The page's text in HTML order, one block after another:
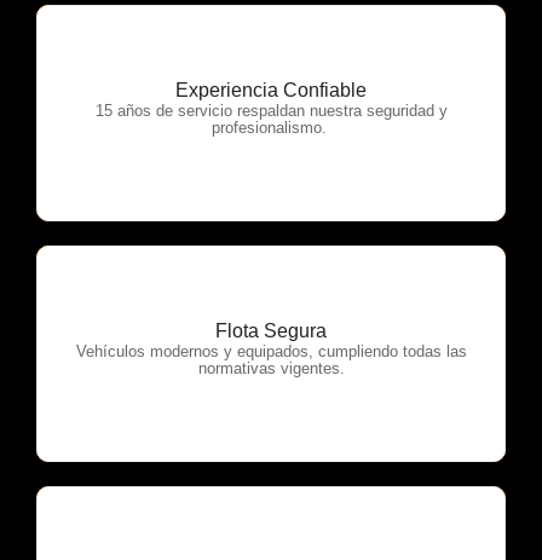
Experiencia Confiable
15 años de servicio respaldan nuestra seguridad y
profesionalismo.
OTP Servicios
Flota Segura
Vehículos modernos y equipados, cumpliendo todas las
normativas vigentes.
OTP Servicios